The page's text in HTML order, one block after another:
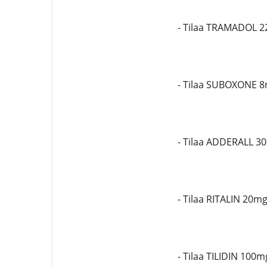
- Tilaa TRAMADOL
- Tilaa SUBOXONE
- Tilaa ADDERALL
- Tilaa RITALIN 20mg
- Tilaa TILIDIN